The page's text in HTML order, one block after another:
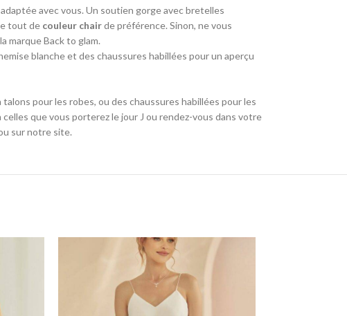
avec vous. Un soutien gorge avec bretelles
tout de couleur chairde préférence. Sinon, ne vous
marque Back to glam.
blanche et des chaussures habillées pour un aperçu
pour les robes, ou des chaussures habillées pour les
que vous porterez le jour J ou rendez-vous dans votre
sur notre site.